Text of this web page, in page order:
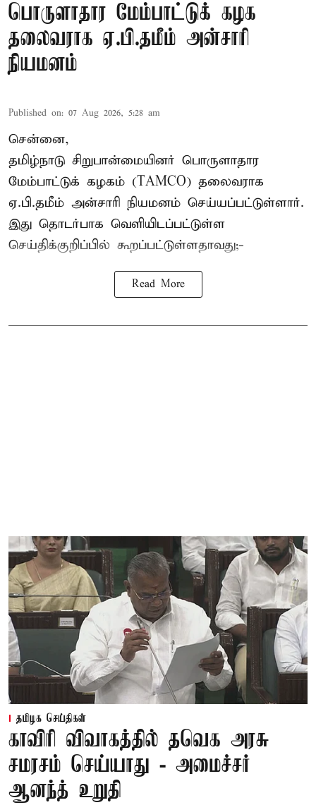
பொருளாதார மேம்பாட்டுக் கழக
தலைவராக ஏ.பி.தமீம் அன்சாரி
நியமனம்
Published on: 07 Aug 2026, 5:28 am
சென்னை,
தமிழ்நாடு சிறுபான்மையினர் பொருளாதார
மேம்பாட்டுக் கழகம் (TAMCO) தலைவராக
ஏ.பி.தமீம் அன்சாரி நியமனம் செய்யப்பட்டுள்ளார்.
இது தொடர்பாக வெளியிடப்பட்டுள்ள
செய்திக்குறிப்பில் கூறப்பட்டுள்ளதாவது;-
Read More
தமிழக செய்திகள்
காவிரி விவாகத்தில் தவெக அரசு
சமரசம் செய்யாது - அமைச்சர்
ஆனந்த் உறுதி